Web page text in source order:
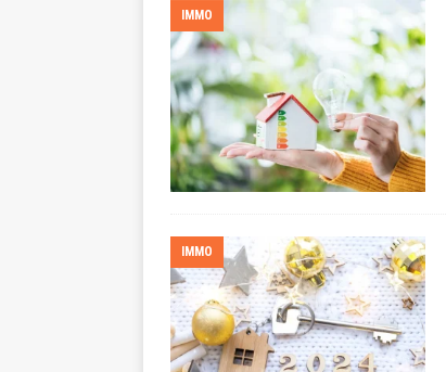
IMMO
IMMO